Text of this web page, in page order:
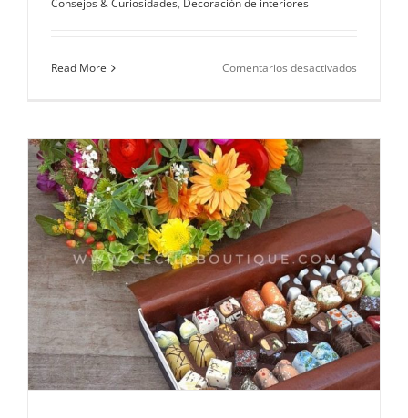
Consejos & Curiosidades, Decoración de interiores
Read More Comentarios desactivados
tu